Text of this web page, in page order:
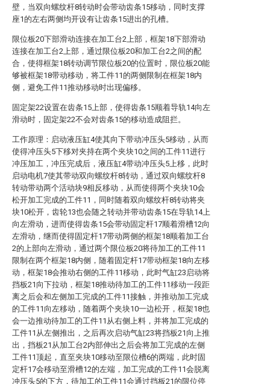
壁，当双向螺纹杆8转动时会带动齿条15移动，同时支撑
座1的左右两侧均开设有让齿条15进出的孔槽。
限位板20下部滑动连接在加工台2上部，框架18下部滑动
连接在加工台2上部，通过限位板20和加工台2之间的配
合，使得框架18转动调节限位板20的位置时，限位板20能
够被框架18带动移动，将工件11的两侧限制在框架18内
侧，避免工件11推动移动时出现偏移。
固定架22设置在齿条15上部，使得齿条15顺着导轨14向左
滑动时，固定架22不会对齿条15的移动造成阻拦。
工作原理：启动液压缸4使其向下带动冲压头5移动，从而
使得冲压头5下移对夹持在两个夹块10之间的工件11进行
冲压加工，冲压完成后，液压缸4带动冲压头5上移，此时
启动电机7使其带动双向螺纹杆8转动，通过双向螺纹杆8
转动带动两个活动块9相反移动，从而使得两个夹块10会
松开加工完成的工件11，同时随着双向螺纹杆8转动将夹
块10松开，齿轮13也会随之转动并带动齿条15在导轨14上
向左滑动，进而使得齿条15会带动固定杆17顺着滑槽12向
左滑动，继而使得固定杆17带动两侧的框架18顺着加工台
2的上部向左滑动，通过两个限位板20将待加工的工件11
限制在两个框架18内侧，随着固定杆17带动框架18向左移
动，框架18会推动右侧的工件11移动，此时气缸23启动将
挡板21向下拉动，框架18推动待加工的工件11移动一段距
离之后会和左侧加工完成的工件11接触，并推动加工完成
的工件11向左移动，随着两个夹块10一边松开，框架18也
会一边推动待加工的工件11从右侧上料，并将加工完成的
工件11从左侧推出，之后再次启动气缸23将挡板21向上推
出，挡板21从加工台2内部伸出之后会将加工完成的左侧
工件11顶起，直至夹块10移动至限位槽6的两端，此时固
定杆17会移动至滑槽12的左端，加工完成的工件11会脱离
冲压头5的下方，待加工的工件11会通过挡板21的限位停